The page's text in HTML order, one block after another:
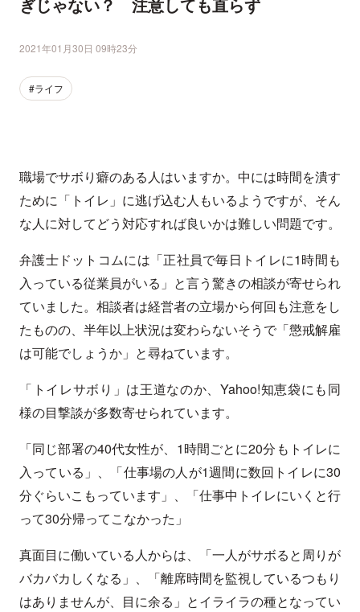
2021年01月30日 09時23分
#ライフ
職場でサボり癖のある人はいますか。中には時間を潰す
ために「トイレ」に逃げ込む人もいるようですが、そん
な人に対してどう対応すれば良いかは難しい問題です。
弁護士ドットコムには「正社員で毎日トイレに1時間も
入っている従業員がいる」と言う驚きの相談が寄せられ
ていました。相談者は経営者の立場から何回も注意をし
たものの、半年以上状況は変わらないそうで「懲戒解雇
は可能でしょうか」と尋ねています。
「トイレサボり」は王道なのか、Yahoo!知恵袋にも同
様の目撃談が多数寄せられています。
「同じ部署の40代女性が、1時間ごとに20分もトイレに
入っている」、「仕事場の人が1週間に数回トイレに30
分ぐらいこもっています」、「仕事中トイレにいくと行
って30分帰ってこなかった」
真面目に働いている人からは、「一人がサボると周りが
バカバカしくなる」、「離席時間を監視しているつもり
はありませんが、目に余る」とイライラの種となってい